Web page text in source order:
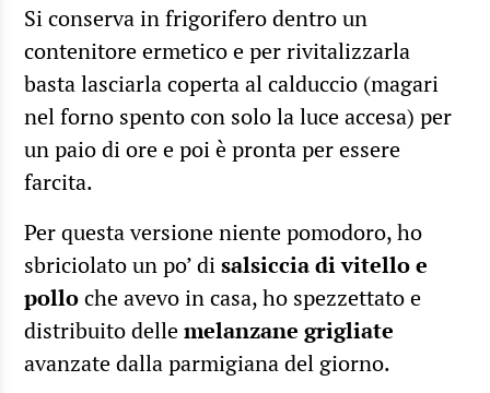
Si conserva in frigorifero dentro un
contenitore ermetico e per rivitalizzarla
basta lasciarla coperta al calduccio (magari
nel forno spento con solo la luce accesa) per
un paio di ore e poi è pronta per essere
farcita.
Per questa versione niente pomodoro, ho
sbriciolato un po’ disalsiccia di vitello e
polloche avevo in casa, ho spezzettato e
distribuito dellemelanzane grigliate
avanzate dalla parmigiana del giorno.